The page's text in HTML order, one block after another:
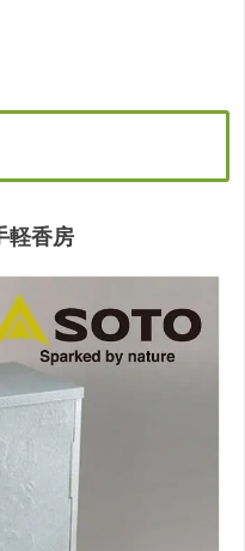
軽香房